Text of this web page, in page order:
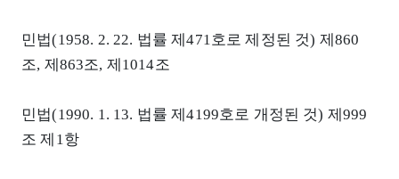
민법(1958. 2. 22. 법률 제471호로 제정된 것) 제860
조, 제863조, 제1014조
민법(1990. 1. 13. 법률 제4199호로 개정된 것) 제999
조 제1항